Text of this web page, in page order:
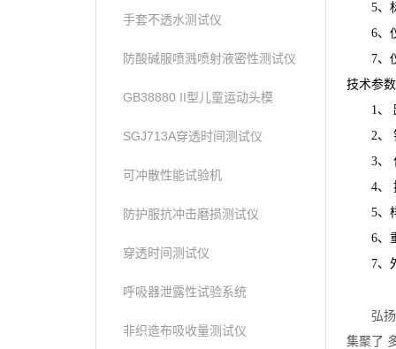
手套不透水测试仪
防酸碱服喷溅喷射液密性测试仪
GB38880 II型儿童运动头模
SGJ713A穿透时间测试仪
可冲散性能试验机
防护服抗冲击磨损测试仪
穿透时间测试仪
呼吸器泄露性试验系统
非织造布吸收量测试仪
5、
6、
7、
技术参
1、
2、
3、
4、
5、
6、
7、
弘
集聚了